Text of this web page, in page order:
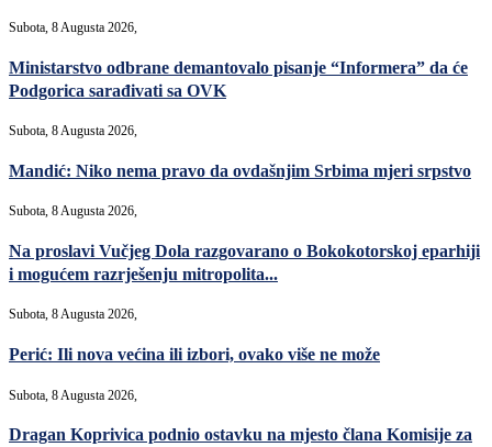
Subota, 8 Augusta 2026,
Ministarstvo odbrane demantovalo pisanje “Informera” da će
Podgorica sarađivati sa OVK
Subota, 8 Augusta 2026,
Mandić: Niko nema pravo da ovdašnjim Srbima mjeri srpstvo
Subota, 8 Augusta 2026,
Na proslavi Vučjeg Dola razgovarano o Bokokotorskoj eparhiji
i mogućem razrješenju mitropolita...
Subota, 8 Augusta 2026,
Perić: Ili nova većina ili izbori, ovako više ne može
Subota, 8 Augusta 2026,
Dragan Koprivica podnio ostavku na mjesto člana Komisije za